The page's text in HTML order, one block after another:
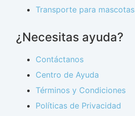
Transporte para mascotas
¿Necesitas ayuda?
Contáctanos
Centro de Ayuda
Términos y Condiciones
Políticas de Privacidad